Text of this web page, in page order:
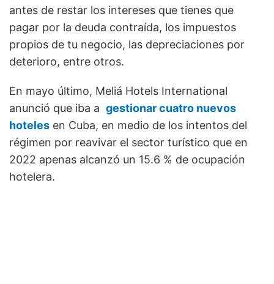
antes de restar los intereses que tienes que
pagar por la deuda contraída, los impuestos
propios de tu negocio, las depreciaciones por
deterioro, entre otros.
En mayo último, Meliá Hotels International
anunció que iba a gestionar cuatro nuevos
hoteles en Cuba, en medio de los intentos del
régimen por reavivar el sector turístico que en
2022 apenas alcanzó un 15.6 % de ocupación
hotelera.